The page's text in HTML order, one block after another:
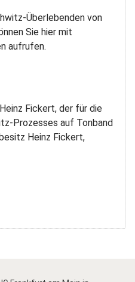
Überlebenden von
Sie hier mit
aufrufen.
Fickert, der für die
Prozesses auf Tonband
Heinz Fickert,